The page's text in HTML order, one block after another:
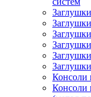
Заглушки
Консоли
Консоли